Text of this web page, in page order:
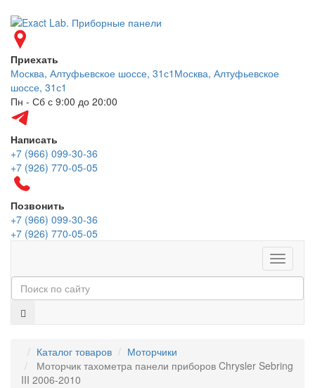
Приехать
Москва, Алтуфьевское шоссе, 31с1 Москва, Алтуфьевское
шоссе, 31с1
Пн - Сб с 9:00 до 20:00
Написать
+7 (966) 099-30-36
+7 (926) 770-05-05
Позвонить
+7 (966) 099-30-36
+7 (926) 770-05-05
Меню
Каталог товаров
Моторчики
Моторчик тахометра панели приборов Chrysler Sebring
III 2006-2010